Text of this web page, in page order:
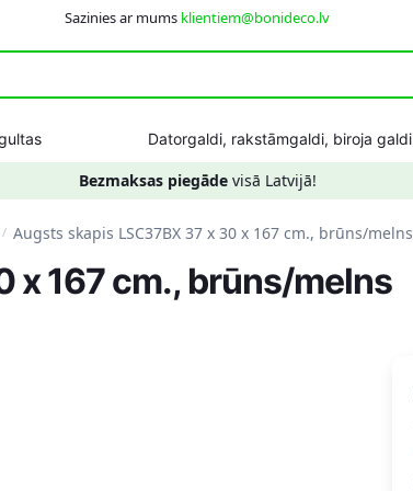
Sazinies ar mums klientiem@bonideco.lv
Datorgaldi, rakstāmgaldi, biroja galdi
Bezmaksas piegādevisā Latvijā!
/ Augsts skapis LSC37BX 37 x 30 x 167 cm., brūns/melns
x 167 cm., brūns/melns